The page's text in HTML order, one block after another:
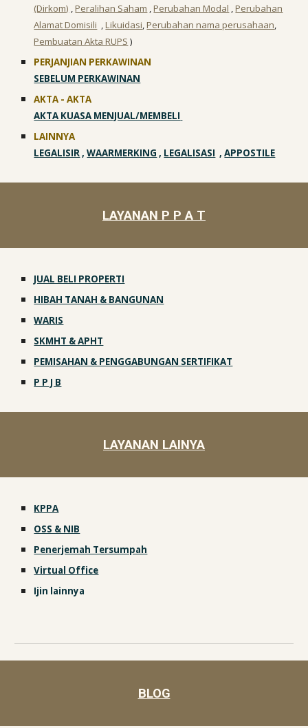
(Dirkom) ,Peralihan Saham ,Perubahan Modal ,Perubahan
Alamat Domisili ,Likuidasi,Perubahan nama perusahaan,
Pembuatan Akta RUPS )
PERJANJIAN PERKAWINAN
SEBELUM PERKAWINAN
AKTA - AKTA
AKTA KUASA MENJUAL/MEMBELI
LAINNYA
LEGALISIR, WAARMERKING , LEGALISASI ,APPOSTILE
LAYANAN P P A T
JUAL BELI PROPERTI
HIBAH TANAH & BANGUNAN
WARIS
SKMHT & APHT
PEMISAHAN & PENGGABUNGAN SERTIFIKAT
P P J B
LAYANAN LAINYA
KPPA
OSS & NIB
Penerjemah Tersumpah
Virtual Office
Ijin lainnya
BLOG